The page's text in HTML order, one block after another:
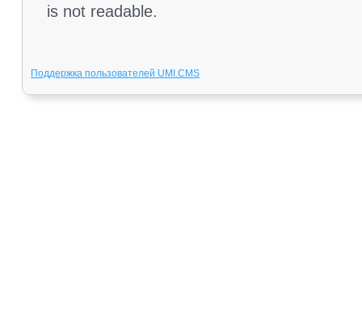
is not readable.
Поддержка пользователей UMI.CMS